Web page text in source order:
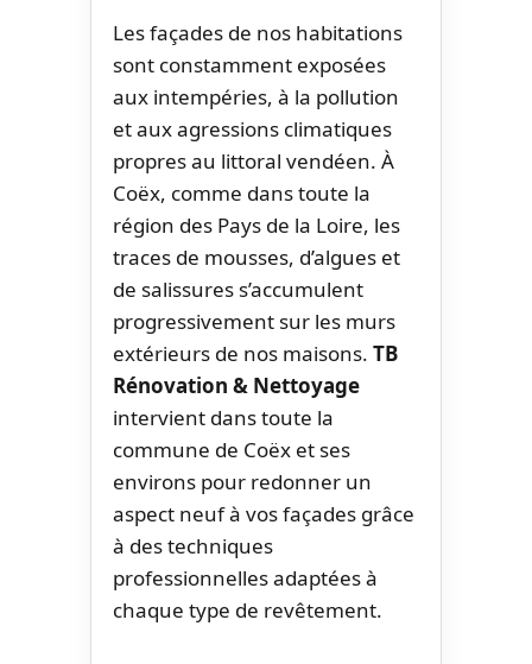
Les façades de nos habitations
sont constamment exposées
aux intempéries, à la pollution
et aux agressions climatiques
propres au littoral vendéen. À
Coëx, comme dans toute la
région des Pays de la Loire, les
traces de mousses, d’algues et
de salissures s’accumulent
progressivement sur les murs
extérieurs de nos maisons. TB
Rénovation & Nettoyage
intervient dans toute la
commune de Coëx et ses
environs pour redonner un
aspect neuf à vos façades grâce
à des techniques
professionnelles adaptées à
chaque type de revêtement.